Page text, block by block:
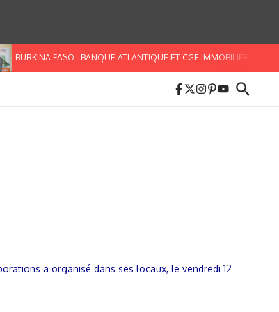
BURKINA FASO : BANQUE ATLANTIQUE ET CGE IMMOBILIER
a organisé dans ses locaux, le vendredi 12